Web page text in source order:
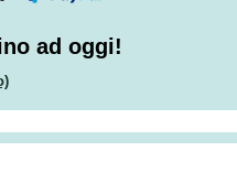
ad oggi!